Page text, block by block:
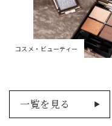
コスメ・ビューティー
一覧を見る